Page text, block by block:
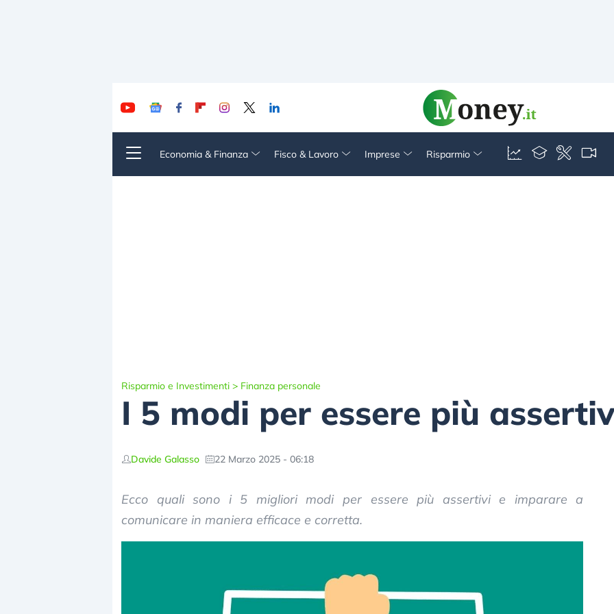
Economia & Finanza Fisco & Lavoro Imprese Risparmio
Risparmio e Investimenti > Finanza personale
I 5 modi per essere più
Davide Galasso 22 Marzo 2025 - 06:18
Ecco quali sono i 5 migliori modi per essere più assertivi e imparare a
comunicare in maniera efficace e corretta.